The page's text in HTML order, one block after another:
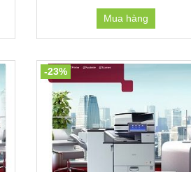
Mua hàng
-23%